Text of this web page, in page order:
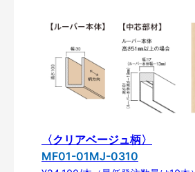
〈クリアベージュ柄〉
MF01-01MJ-0310